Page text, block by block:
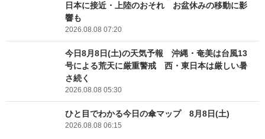
日本に接近・上陸のおそれ お盆休みの移動に影
響も
2026.08.08 07:20
今日8月8日(土)の天気予報 沖縄・奄美は台風13
号による荒天に厳重警戒 西・東日本は厳しい暑
さ続く
2026.08.08 05:30
ひと目でわかる今日の傘マップ 8月8日(土)
2026.08.08 06:15